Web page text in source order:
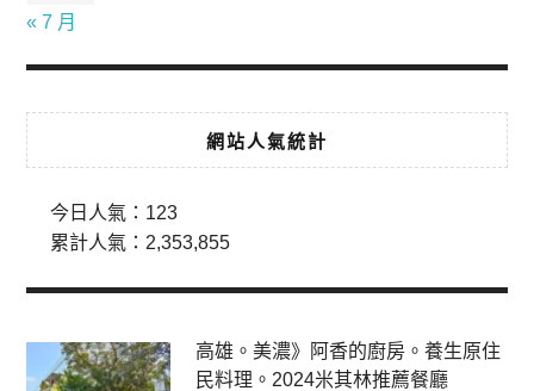
« 7 月
網站人氣統計
今日人氣： 123
累計人氣： 2,353,855
高雄。美濃》阿香的廚房。養生原住
民料理。2024米其林推薦餐廳